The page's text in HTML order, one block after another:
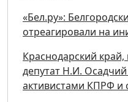
«Бел.ру»:
отреагировали на
Краснодарский край,
депутат Н.И.
активистами КПРФ и